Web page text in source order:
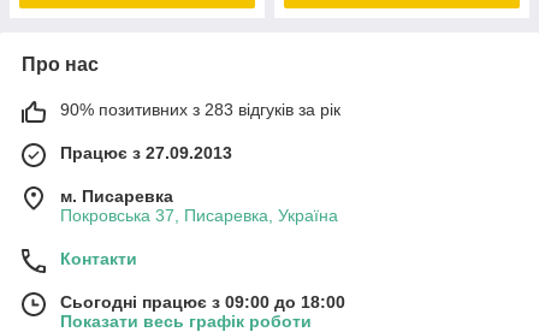
Про нас
90% позитивних з 283 відгуків за рік
Працює з 27.09.2013
м. Писаревка
Покровська 37, Писаревка, Україна
Контакти
Сьогодні працює з 09:00 до 18:00
Показати весь графік роботи